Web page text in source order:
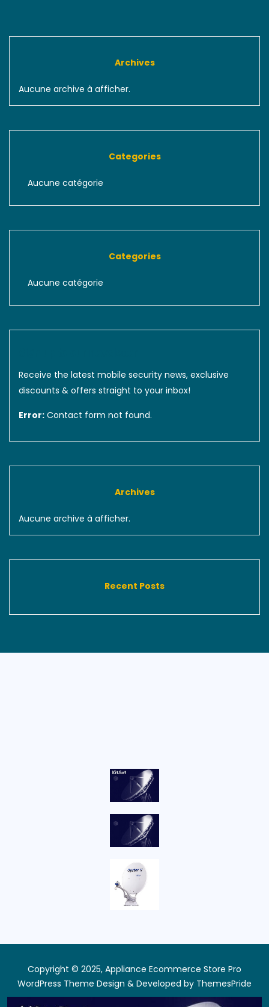
Archives
Aucune archive à afficher.
Categories
Aucune catégorie
Categories
Aucune catégorie
Receive the latest mobile security news, exclusive
discounts & offers straight to your inbox!
Error: Contact form not found.
Archives
Aucune archive à afficher.
Recent Posts
Copyright © 2025, Appliance Ecommerce Store Pro
WordPress Theme Design & Developed by ThemesPride